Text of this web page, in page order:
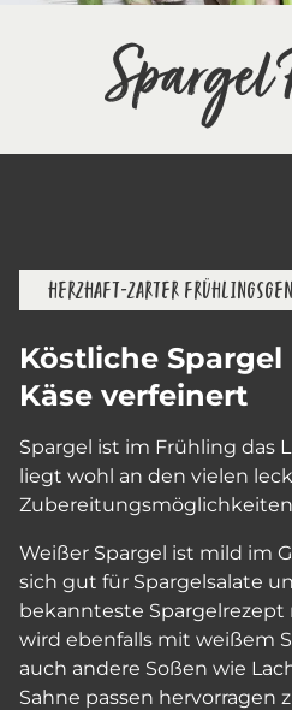
Spargel
HERZHAFT-ZARTER
Köstliche
Käse verfeinert
Spargel ist im Frühling das
liegt wohl an den vielen
Weißer Spargel ist mild im
sich gut für Spargelsalate
bekannteste Spargelrezept
wird ebenfalls mit weißem
auch andere Soßen wie
Sahne passen hervorragen